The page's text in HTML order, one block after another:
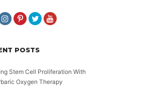
POSTS
Stem Cell Proliferation With
Oxygen Therapy